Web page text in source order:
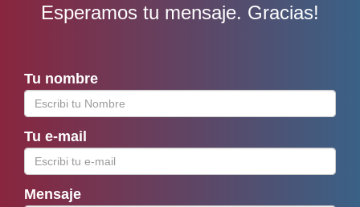
Esperamos tu mensaje. Gracias!
Tu nombre
Tu e-mail
Mensaje